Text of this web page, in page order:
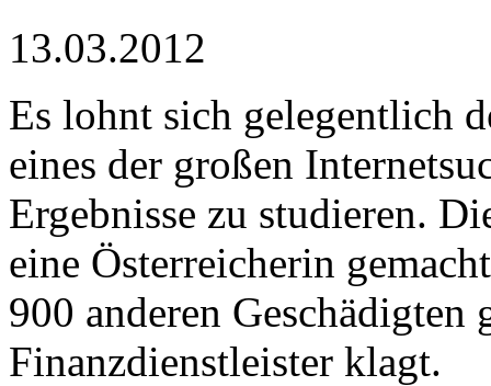
13.03.2012
Es lohnt sich gelegentlich
eines der großen
Ergebnisse zu studieren.
eine Österreicherin
900 anderen Geschädigten
Finanzdienstleister klagt.